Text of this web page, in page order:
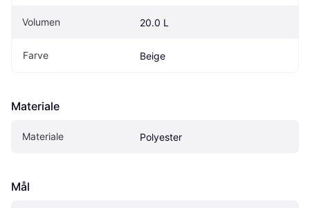
Volumen 20.0 L
Farve Beige
Materiale
Materiale Polyester
Mål